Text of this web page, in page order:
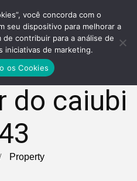
do caiubi
Property
você concorda com o
seu dispositivo para melhorar a
contribuir para a análise de
iniciativas de marketing.
os Cookies